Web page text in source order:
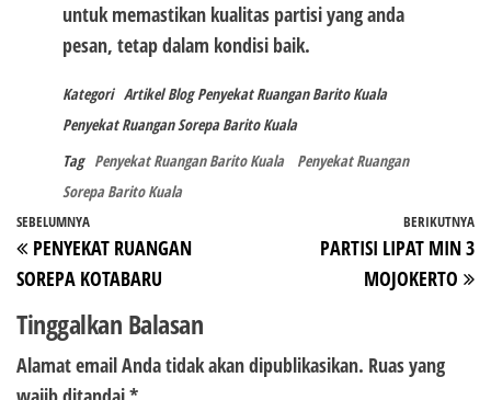
untuk memastikan kualitas partisi yang anda
pesan, tetap dalam kondisi baik.
Kategori Artikel Blog Penyekat Ruangan Barito Kuala
Penyekat Ruangan Sorepa Barito Kuala
Tag Penyekat Ruangan Barito Kuala
Penyekat Ruangan
Sorepa Barito Kuala
Navigasi
pos
Pos
Sebelumnya
SEBELUMNYA
PENYEKAT RUANGAN
SOREPA KOTABARU
BERIKUTNYA
PARTISI LIPAT MIN 3
MOJOKERTO
Tinggalkan Balasan
Alamat email Anda tidak akan dipublikasikan. Ruas yang